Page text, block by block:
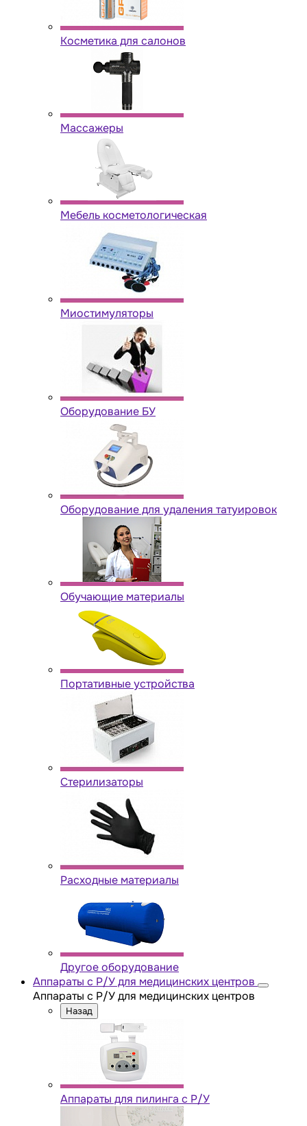
Косметика для салонов
Массажеры
Мебель косметологическая
Миостимуляторы
Оборудование БУ
Оборудование для удаления татуировок
Обучающие материалы
Портативные устройства
Стерилизаторы
Расходные материалы
Другое оборудование
Аппараты с Р/У для медицинских центров
Аппараты с Р/У для медицинских центров
Назад
Аппараты для пилинга с Р/У